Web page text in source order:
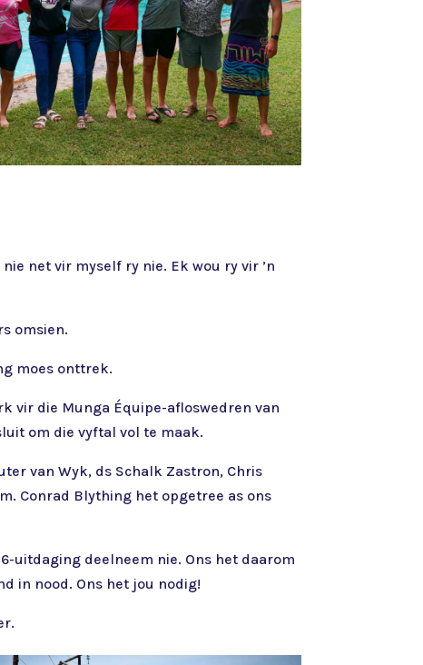
net vir myself ry nie. Ek wou ry vir ’n
omsien.
moes onttrek.
vir die Munga Équipe-afloswedren van
om die vyftal vol te maak.
van Wyk, ds Schalk Zastron, Chris
Conrad Blything het opgetree as ons
uitdaging deelneem nie. Ons het daarom
in nood. Ons het jou nodig!